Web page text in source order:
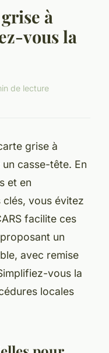
à
vous la
de lecture
grise à
casse-tête. En
et en
clés, vous évitez
facilite ces
un
avec remise
vous la
locales